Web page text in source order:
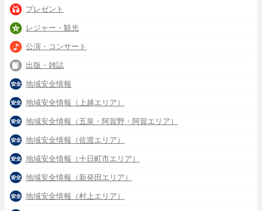
プレゼント
レジャー・観光
公演・コンサート
出版・雑誌
地域安全情報
地域安全情報（上越エリア）
地域安全情報（五泉・阿賀野・阿賀エリア）
地域安全情報（佐渡エリア）
地域安全情報（十日町市エリア）
地域安全情報（新発田エリア）
地域安全情報（村上エリア）